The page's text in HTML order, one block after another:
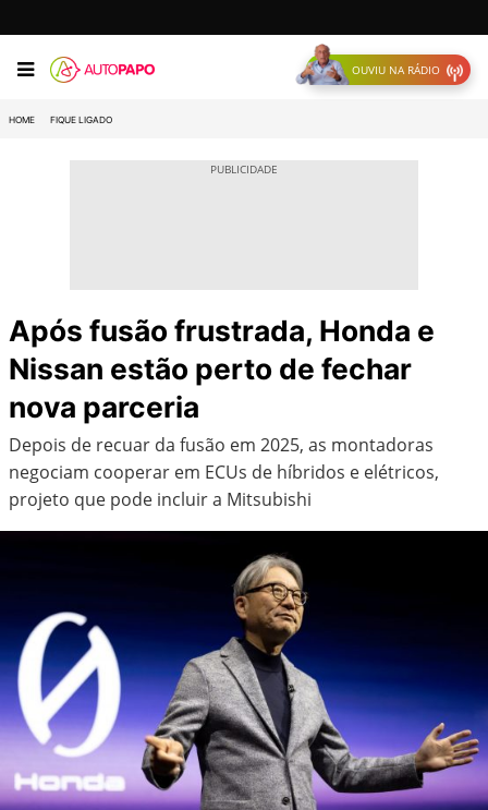
OUVIU NA RÁDIO
HOME FIQUE LIGADO
Após fusão frustrada, Honda e
Nissan estão perto de fechar
nova parceria
Depois de recuar da fusão em 2025, as montadoras
negociam cooperar em ECUs de híbridos e elétricos,
projeto que pode incluir a Mitsubishi